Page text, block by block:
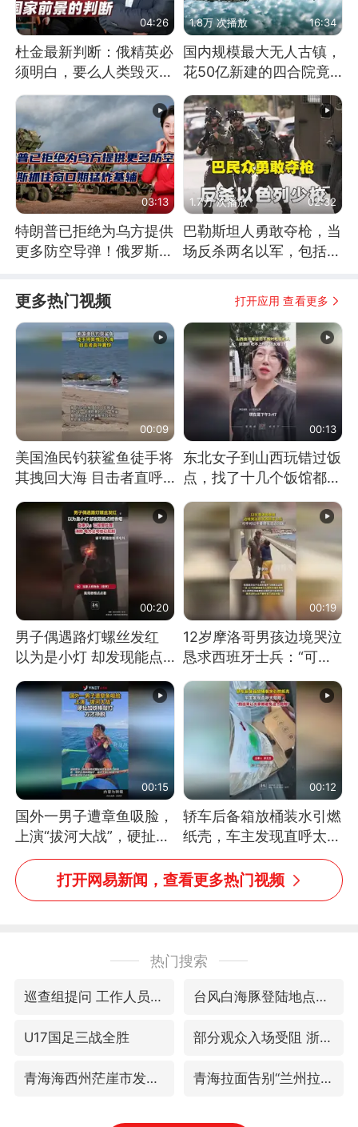
04:26
杜金最新判断：俄精英必
须明白，要么人类毁灭，
要么俄毁灭
1.8万 次播放 16:34
国内规模最大无人古镇，
花50亿新建的四合院竟
没人住，发生了啥
03:13
特朗普已拒绝为乌方提供
更多防空导弹！俄罗斯抓
1.7万 次播放 02:32
巴勒斯坦人勇敢夺枪，当
场反杀两名以军，包括一
更多热门视频 打开应用 查看更多
00:09
美国渔民钓获鲨鱼徒手将
其拽回大海 目击者直呼
消息）
00:13
东北女子到山西玩错过饭
点，找了十几个饭馆都没
00:20
男子偶遇路灯螺丝发红
以为是小灯 却发现能点
处理
00:19
12岁摩洛哥男孩边境哭泣
恳求西班牙士兵：“可不
00:15
国外一男子遭章鱼吸脸，
上演“拔河大战”，硬扯加
铁棒敲打方才挣脱
00:12
轿车后备箱放桶装水引燃
纸壳，车主发现直呼太危
险，“拍出来让大家都避
免这个危险”
打开网易新闻，查看更多热门视频
热门搜索
巡查组提问 工作人员偷用手机查答案 台风白海豚登陆地点更新
U17国足三战全胜 部分观众入场受阻 浙江省博物馆致歉
青海海西州茫崖市发生3.1级地震 青海拉面告别“兰州拉面”